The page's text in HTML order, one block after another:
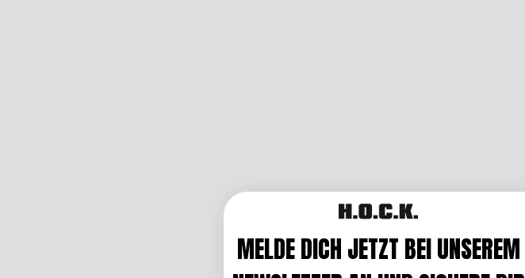
MELDE DICH JETZT BEI UNSEREM